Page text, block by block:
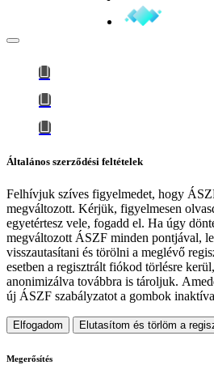
Általános szerződési feltételek
Felhívjuk szíves figyelmedet, hogy
megváltozott. Kérjük, figyelmesen
egyetértesz vele, fogadd el. Ha úgy
megváltozott ÁSZF minden pontjával,
visszautasítani és törölni a meglévő
esetben a regisztrált fiókod törlésre
anonimizálva továbbra is tároljuk.
új ÁSZF szabályzatot a gombok
Elfogadom Elutasítom és törlöm a
Megerősítés